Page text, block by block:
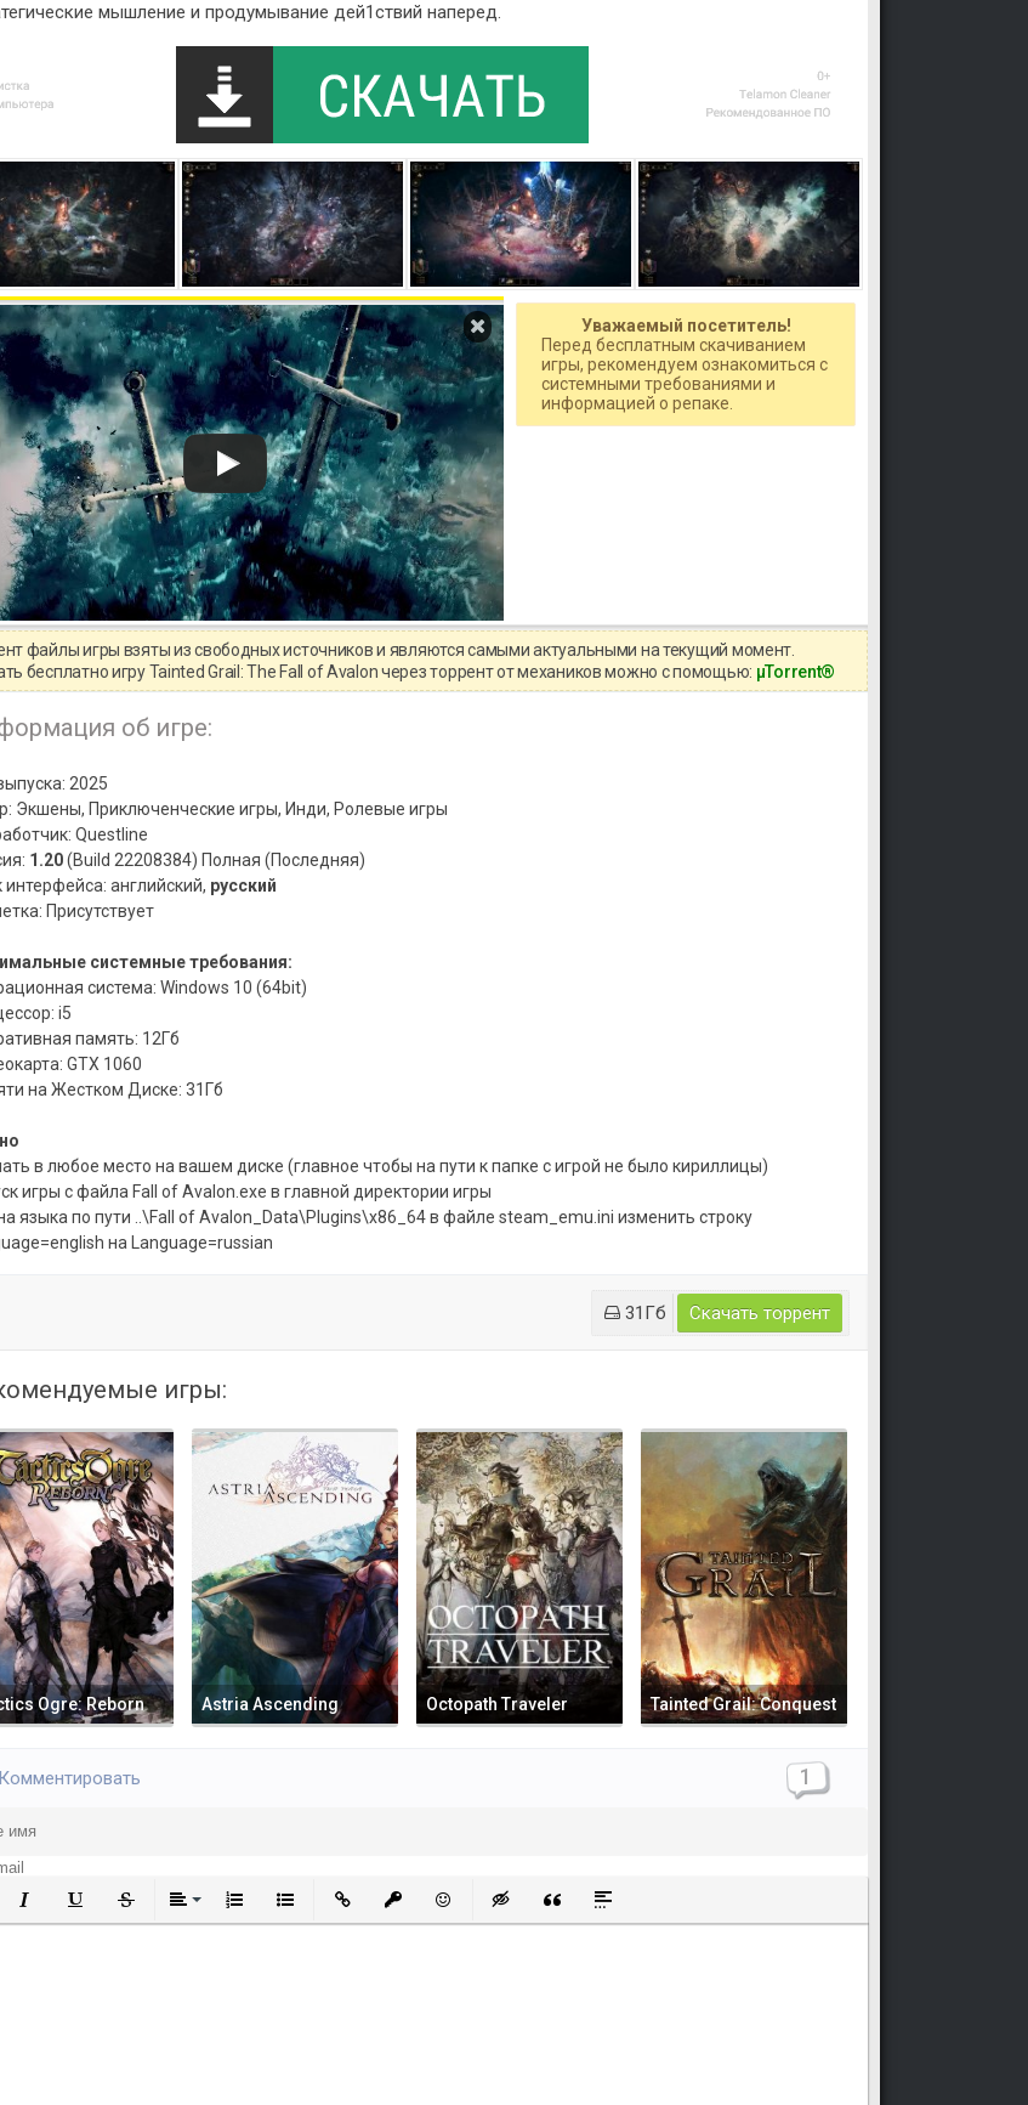
мышление и продумывание дей1ствий наперед.
Уважаемый посетитель!
Перед бесплатным скачиванием
игры, рекомендуем ознакомиться с
системными требованиями и
информацией о репаке.
файлы игры взяты из свободных источников и являются самыми актуальными на текущий момент.
бесплатно игру Tainted Grail: The Fall of Avalon через торрент от механиков можно с помощью: μTorrent®
об игре:
2025
Экшены, Приключенческие игры, Инди, Ролевые игры
Questline
1.20(Build 22208384) Полная (Последняя)
интерфейса: английский, русский
Присутствует
системные требования:
система: Windows 10 (64bit)
i5
память: 12Гб
GTX 1060
на Жестком Диске: 31Гб
в любое место на вашем диске (главное чтобы на пути к папке с игрой не было кириллицы)
игры с файла Fall of Avalon.exe в главной директории игры
языка по пути ..\Fall of Avalon_Data\Plugins\x86_64 в файле steam_emu.ini изменить строку
на Language=russian
31Гб Скачать торрент
игры:
Ogre: Reborn Astria Ascending Octopath Traveler Tainted Grail: Conquest
Комментировать 1
КурсивПодчеркнутый
ЗачеркнутыйВыравнивание
Нумерованный список
Маркированный список
Вставить ссылку
Вставить защищенную ссылку
Вставить смайлик
Вставка скрытого текста
Вставка цитаты
Вставка спойлера